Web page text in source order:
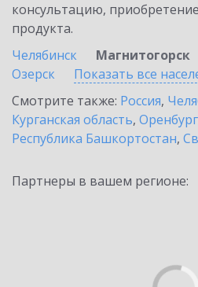
консультацию,
продукта.
Челябинск
Магнитогорск
Озерск
Показать все
Смотрите также: Россия,
Курганская область,
Республика Башкортостан,
Партнеры в вашем регионе: